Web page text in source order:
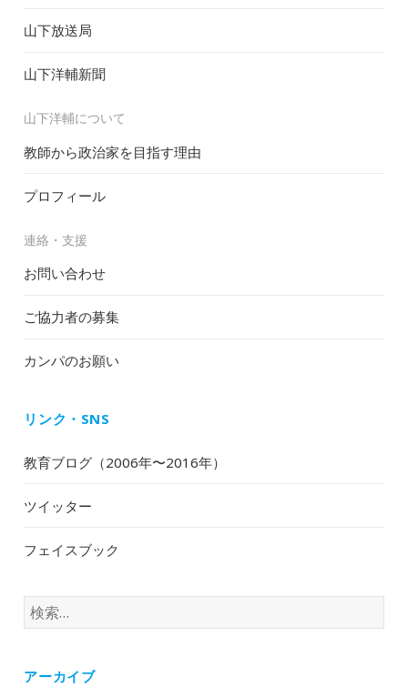
山下放送局
山下洋輔新聞
山下洋輔について
教師から政治家を目指す理由
プロフィール
連絡・支援
お問い合わせ
ご協力者の募集
カンパのお願い
リンク・SNS
教育ブログ（2006年〜2016年）
ツイッター
フェイスブック
検
索:
アーカイブ